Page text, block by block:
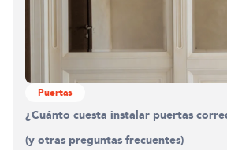
Puertas
¿Cuánto cuesta instalar puertas
(y otras preguntas frecuentes)